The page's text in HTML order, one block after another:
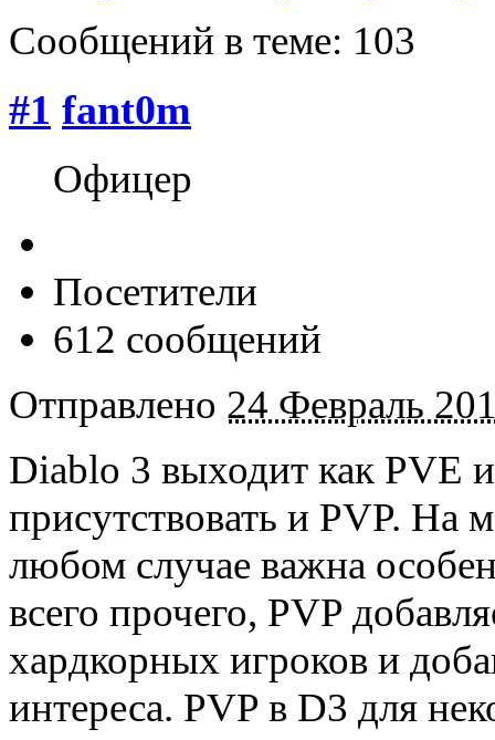
Сообщений в теме: 103
#1 fant0m
Офицер
Посетители
612 сообщений
Отправлено 24 Февраль
Diablo 3 выходит как PVE
присутствовать и PVP. На
любом случае важна
всего прочего, PVP
хардкорных игроков и
интереса. PVP в D3 для